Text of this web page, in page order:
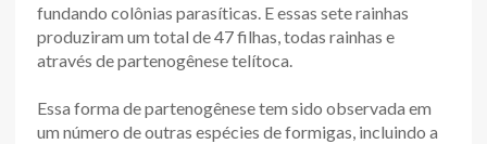
fundando colônias parasíticas. E essas sete rainhas
produziram um total de 47 filhas, todas rainhas e
através de partenogênese telítoca.
Essa forma de partenogênese tem sido observada em
um número de outras espécies de formigas, incluindo a